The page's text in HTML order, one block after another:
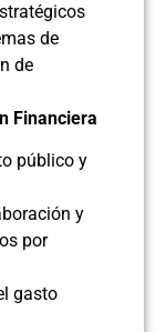
de
de
Financiera
público y
y
por
gasto